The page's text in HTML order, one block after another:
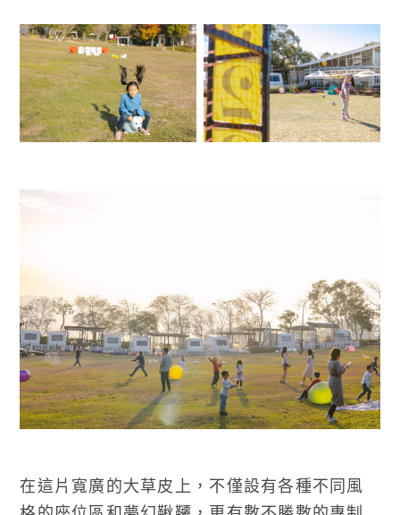
在這片寬廣的大草皮上，不僅設有各種不同風